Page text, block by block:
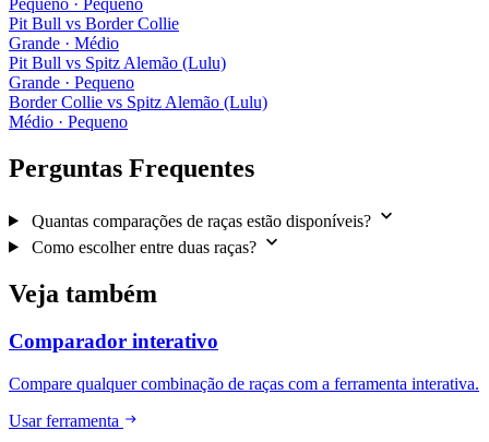
Pit Bull vs Border Collie
Grande · Médio
Pit Bull vs Spitz Alemão (Lulu)
Grande · Pequeno
Border Collie vs Spitz Alemão (Lulu)
Médio · Pequeno
Perguntas Frequentes
Quantas comparações de raças estão disponíveis?
Como escolher entre duas raças?
Veja também
Comparador interativo
Compare qualquer combinação de raças com a ferramenta interativa.
Usar ferramenta